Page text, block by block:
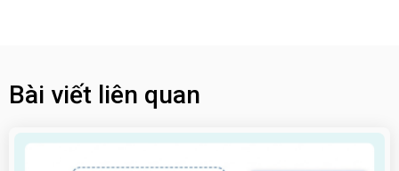
Bài viết liên quan